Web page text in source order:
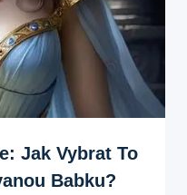
Jak Vybrat To
Babku?